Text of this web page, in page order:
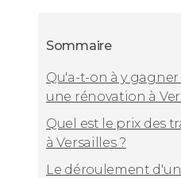
Sommaire
Qu'a-t-on à y
une rénovation à
Quel est le prix des
à Versailles ?
Le déroulement